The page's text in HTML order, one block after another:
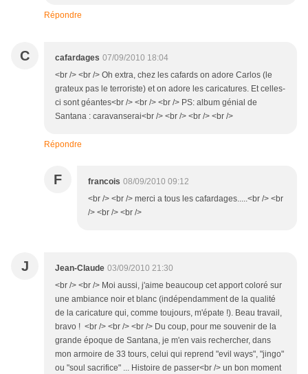
Répondre
C cafardages 07/09/2010 18:04
<br /> <br /> Oh extra, chez les cafards on adore Carlos (le
grateux pas le terroriste) et on adore les caricatures. Et celles-
ci sont géantes<br /> <br /> <br /> PS: album génial de
Santana : caravanserai<br /> <br /> <br /> <br />
Répondre
F francois 08/09/2010 09:12
<br /> <br /> merci a tous les cafardages.....<br /> <br
/> <br /> <br />
J Jean-Claude 03/09/2010 21:30
<br /> <br /> Moi aussi, j'aime beaucoup cet apport coloré sur
une ambiance noir et blanc (indépendamment de la qualité
de la caricature qui, comme toujours, m'épate !). Beau travail,
bravo ! <br /> <br /> <br /> Du coup, pour me souvenir de la
grande époque de Santana, je m'en vais rechercher, dans
mon armoire de 33 tours, celui qui reprend "evil ways", "jingo"
ou "soul sacrifice" ... Histoire de passer<br /> un bon moment